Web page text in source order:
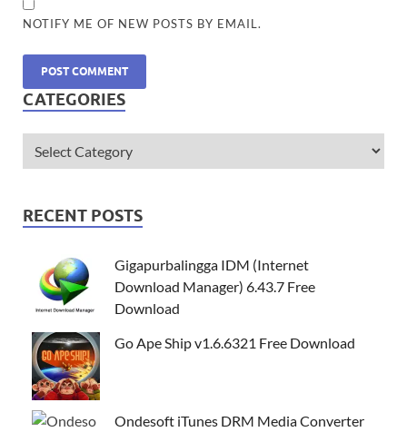
NOTIFY ME OF NEW POSTS BY EMAIL.
CATEGORIES
RECENT POSTS
Gigapurbalingga IDM (Internet
Download Manager) 6.43.7 Free
Download
Go Ape Ship v1.6.6321 Free Download
Ondesoft iTunes DRM Media Converter